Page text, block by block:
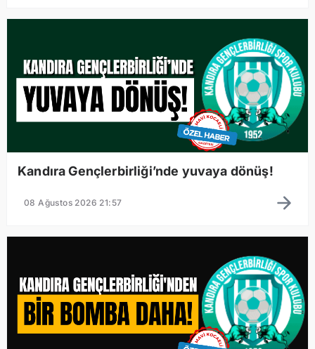
Kandıra Gençlerbirliği’nde yuvaya dönüş!
08 Ağustos 2026 21:57